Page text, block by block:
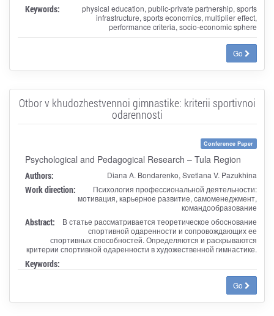
Keywords:
physical education, public-private partnership, sports
infrastructure, sports economics, multiplier effect,
performance criteria, socio-economic sphere
Go
Otbor v khudozhestvennoi gimnastike: kriterii sportivnoi
odarennosti
Conference Paper
Psychological and Pedagogical Research – Tula Region
Authors: Diana A. Bondarenko, Svetlana V. Pazukhina
Work direction:
Психология профессиональной деятельности:
мотивация, карьерное развитие, самоменеджмент,
командообразование
Abstract:
В статье рассматривается теоретическое обоснование
спортивной одаренности и сопровождающих ее
спортивных способностей. Определяются и раскрываются
критерии спортивной одаренности в художественной гимнастике.
Keywords:
Go